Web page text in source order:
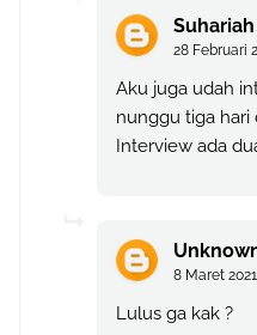
Suhariah
28 Februari
Aku juga udah
nunggu tiga hari
Interview ada
8 Maret
Lulus ga kak ?